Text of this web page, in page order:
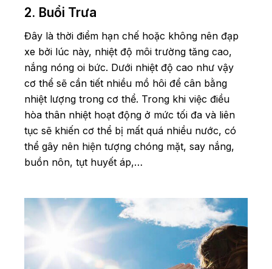
2. Buổi Trưa
Đây là thời điểm hạn chế hoặc không nên đạp
xe bởi lúc này, nhiệt độ môi trường tăng cao,
nắng nóng oi bức. Dưới nhiệt độ cao như vậy
cơ thể sẽ cần tiết nhiều mồ hôi để cân bằng
nhiệt lượng trong cơ thể. Trong khi việc điều
hòa thân nhiệt hoạt động ở mức tối đa và liên
tục sẽ khiến cơ thể bị mất quá nhiều nước, có
thể gây nên hiện tượng chóng mặt, say nắng,
buồn nôn, tụt huyết áp,…